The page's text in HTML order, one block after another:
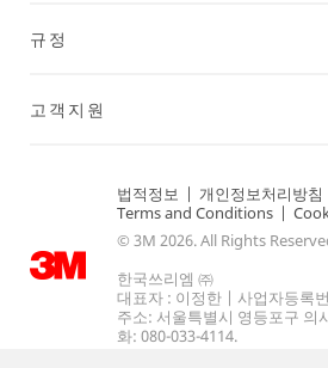
규정
고객지원
법적정보 | 개인정보처리방침
Terms and Conditions |
© 3M 2026. All Rights
한국쓰리엠 ㈜
대표자 : 이정한 | 사업자등록
주소: 서울특별시 영등포구 의
화: 080-033-4114.